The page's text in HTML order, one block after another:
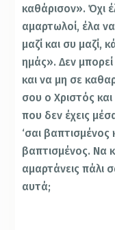
καθάρισον». Όχι
αμαρτωλοί, έλα να
μαζί και συ μαζί,
ημάς». Δεν
και να μη σε
σου ο Χριστός
που δεν έχεις
‘σαι βαπτισμένος
βαπτισμένος. Να
αμαρτάνεις πάλι
αυτά;